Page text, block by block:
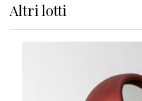
Altrilotti